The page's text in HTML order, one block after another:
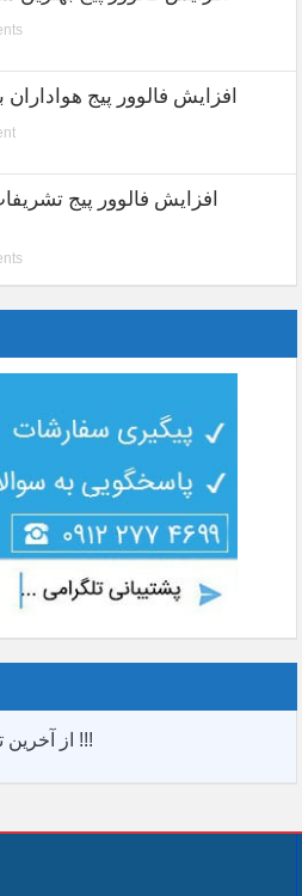
افزایش فالوور پیج هواداران
افزایش فالوور پیج
از آخرین تخفیف ها سایت مطلع شوید !!!